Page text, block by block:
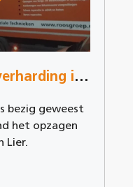
Opzagen van betonverharding in Lier
bezig geweest
het opzagen
Lier.